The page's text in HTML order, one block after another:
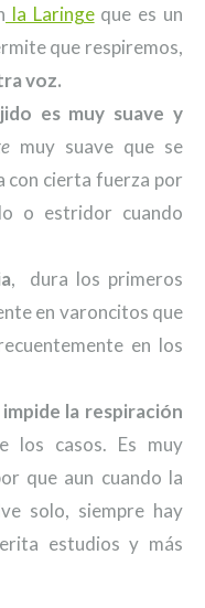
la Laringeque es un
que respiremos,
voz.
es muy suave y
muy suave que se
con cierta fuerza por
o estridor cuando
, dura los primeros
en varoncitos que
en los
la respiración
los casos. Es muy
que aun cuando la
solo, siempre hay
estudios y más